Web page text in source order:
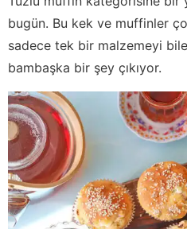
bugün. Bu kek ve muffinler
sadece tek bir malzemeyi
bambaşka bir şey çıkıyor.